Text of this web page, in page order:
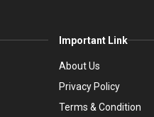
Important Link
About Us
Privacy Policy
Terms & Condition